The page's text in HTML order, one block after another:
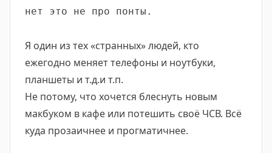
нет это не про понты.
Я один из тех «странных» людей, кто
ежегодно меняет телефоны и ноутбуки,
планшеты и т.д.и т.п.
Не потому, что хочется блеснуть новым
макбуком в кафе или потешить своё ЧСВ. Всё
куда прозаичнее и прогматичнее.